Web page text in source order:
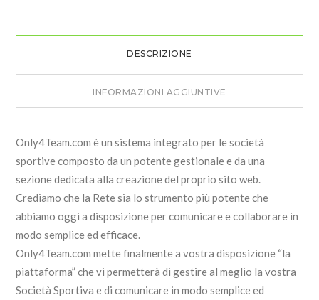
DESCRIZIONE
INFORMAZIONI AGGIUNTIVE
Only4Team.com è un sistema integrato per le società
sportive composto da un potente gestionale e da una
sezione dedicata alla creazione del proprio sito web.
Crediamo che la Rete sia lo strumento più potente che
abbiamo oggi a disposizione per comunicare e collaborare in
modo semplice ed efficace.
Only4Team.com mette finalmente a vostra disposizione “la
piattaforma” che vi permetterà di gestire al meglio la vostra
Società Sportiva e di comunicare in modo semplice ed